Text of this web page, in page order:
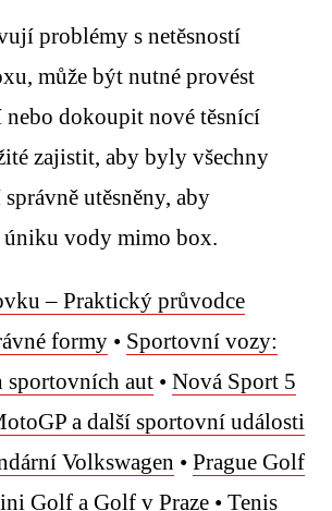
problémy s netěsností
může být nutné provést
nebo dokoupit nové těsnící
zajistit, aby byly všechny
utěsněny, aby
úniku vody mimo box.
– Praktický průvodce
formy • Sportovní vozy:
aut • Nová Sport 5
a další sportovní události
Volkswagen • Prague Golf
Golf a Golf v Praze • Tenis